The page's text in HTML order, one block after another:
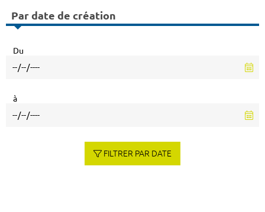
Par date de création
Du
à
FILTRER PAR DATE